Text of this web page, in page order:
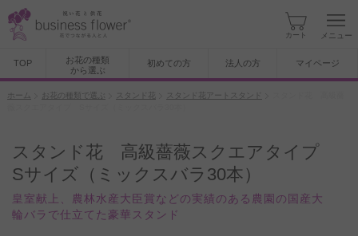
カート メニュー
TOP
お花の種類
から選ぶ
初めての方 法人の方 マイページ
ホーム お花の種類で選ぶ スタンド花 スタンド花アートスタンド
スタンド花 高級薔薇スクエアタイプ
Sサイズ（ミックスバラ30本）
皇室献上、農林水産大臣賞などの実績のある農園の国産大
輪バラで仕立てた豪華スタンド